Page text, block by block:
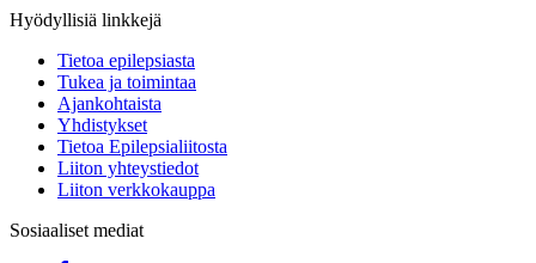
Hyödyllisiä linkkejä
Tietoa epilepsiasta
Tukea ja toimintaa
Ajankohtaista
Yhdistykset
Tietoa Epilepsialiitosta
Liiton yhteystiedot
Liiton verkkokauppa
Sosiaaliset mediat